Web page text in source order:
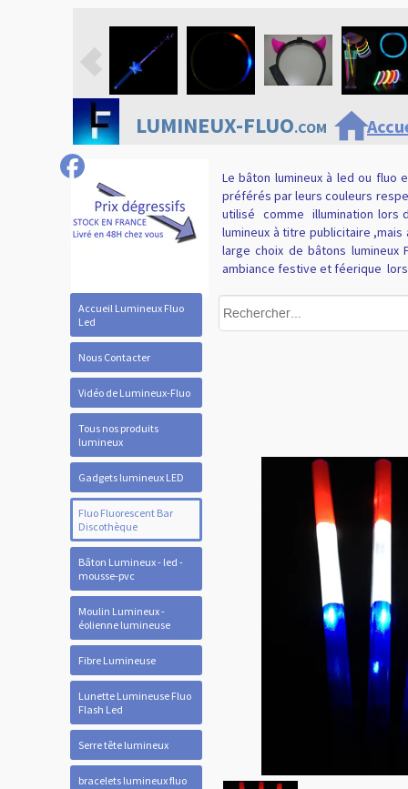
Accueil Lumineux Fluo
Led
Nous Contacter
Vidéo de Lumineux-Fluo
Tous nos produits
lumineux
Gadgets lumineux LED
Fluo Fluorescent Bar
Discothèque
Bâton Lumineux - led -
mousse-pvc
Moulin Lumineux -
éolienne lumineuse
Fibre Lumineuse
Lunette Lumineuse Fluo
Flash Led
Serre tête lumineux
bracelets lumineux fluo
LUMINEUX-FLUO.COMhome
Le bâton lumineux à led ou
préférés par leurs couleurs
utilisé comme illumination lors
lumineux à titre publicitaire
large choix de bâtons lumineux
ambiance festive et féerique